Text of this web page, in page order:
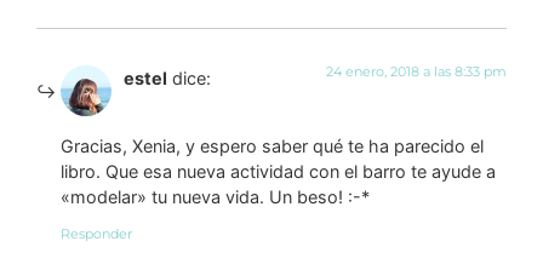
estel dice: 24 enero, 2018 a las 8:33 pm
Gracias, Xenia, y espero saber qué te ha parecido el
libro. Que esa nueva actividad con el barro te ayude a
«modelar» tu nueva vida. Un beso! :-*
Responder